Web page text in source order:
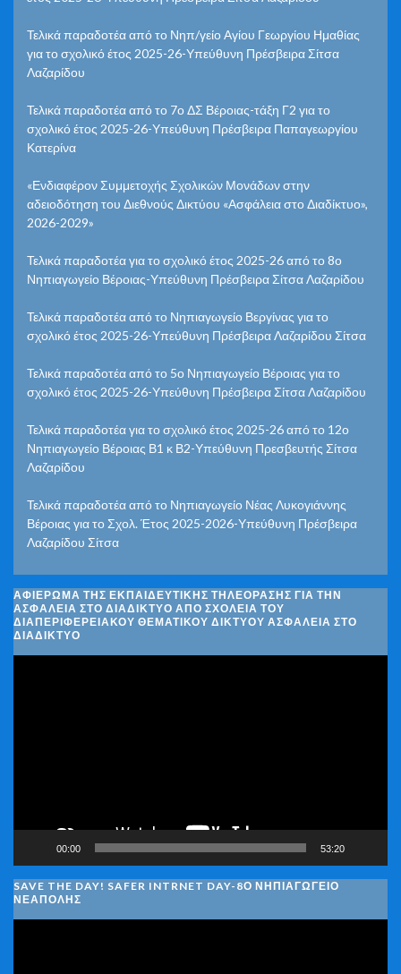
Τελικά παραδοτέα από το Νηπ/γείο Αγίου Γεωργίου Ημαθίας
για το σχολικό έτος 2025-26-Υπεύθυνη Πρέσβειρα Σίτσα
Λαζαρίδου
Τελικά παραδοτέα από το 7ο ΔΣ Βέροιας-τάξη Γ2 για το
σχολικό έτος 2025-26-Υπεύθυνη Πρέσβειρα Παπαγεωργίου
Κατερίνα
«Ενδιαφέρον Συμμετοχής Σχολικών Μονάδων στην
αδειοδότηση του Διεθνούς Δικτύου «Ασφάλεια στο Διαδίκτυο»,
2026-2029»
Τελικά παραδοτέα για το σχολικό έτος 2025-26 από το 8ο
Νηπιαγωγείο Βέροιας-Υπεύθυνη Πρέσβειρα Σίτσα Λαζαρίδου
Τελικά παραδοτέα από το Νηπιαγωγείο Βεργίνας για το
σχολικό έτος 2025-26-Υπεύθυνη Πρέσβειρα Λαζαρίδου Σίτσα
Τελικά παραδοτέα από το 5ο Νηπιαγωγείο Βέροιας για το
σχολικό έτος 2025-26-Υπεύθυνη Πρέσβειρα Σίτσα Λαζαρίδου
Τελικά παραδοτέα για το σχολικό έτος 2025-26 από το 12ο
Νηπιαγωγείο Βέροιας Β1 κ Β2-Υπεύθυνη Πρεσβευτής Σίτσα
Λαζαρίδου
Τελικά παραδοτέα από το Νηπιαγωγείο Νέας Λυκογιάννης
Βέροιας για το Σχολ. Έτος 2025-2026-Υπεύθυνη Πρέσβειρα
Λαζαρίδου Σίτσα
ΑΦΙΈΡΩΜΑ ΤΗΣ ΕΚΠΑΙΔΕΥΤΙΚΉΣ ΤΗΛΕΌΡΑΣΗΣ ΓΙΑ ΤΗΝ
ΑΣΦΆΛΕΙΑ ΣΤΟ ΔΙΑΔΊΚΤΥΟ ΑΠΌ ΣΧΟΛΕΊΑ ΤΟΥ
ΔΙΑΠΕΡΙΦΕΡΕΙΑΚΟΎ ΘΕΜΑΤΙΚΟΎ ΔΙΚΤΎΟΥ ΑΣΦΆΛΕΙΑ ΣΤΟ
ΔΙΑΔΊΚΤΥΟ
00:00 53:20
SAVE THE DAY! SAFER INTRNET DAY-8Ο ΝΗΠΙΑΓΩΓΕΙΟ
ΝΕΑΠΟΛΗΣ